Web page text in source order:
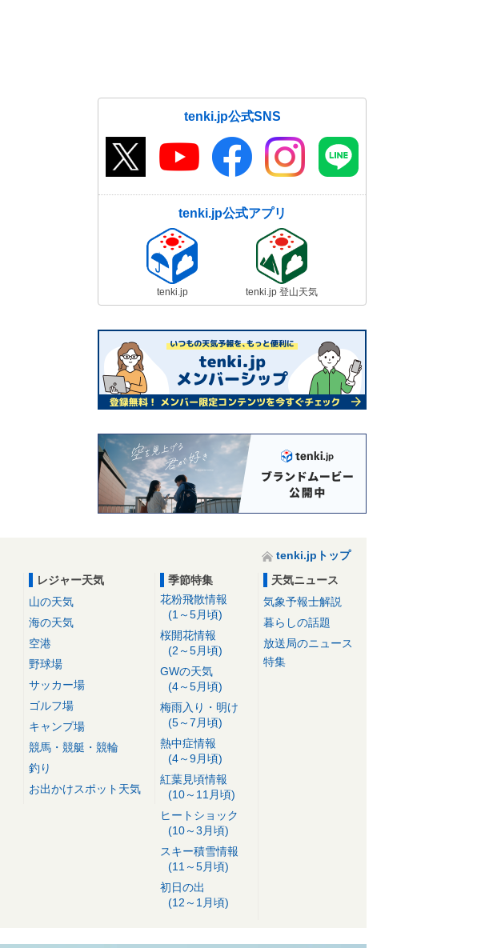
tenki.jp公式SNS
tenki.jp公式アプリ
tenki.jp tenki.jp 登山天気
tenki.jpトップ
レジャー天気
山の天気
海の天気
空港
野球場
サッカー場
ゴルフ場
キャンプ場
競馬・競艇・競輪
釣り
お出かけスポット天気
季節特集
花粉飛散情報
(1～5月頃)
桜開花情報
(2～5月頃)
GWの天気
(4～5月頃)
梅雨入り・明け
(5～7月頃)
熱中症情報
(4～9月頃)
紅葉見頃情報
(10～11月頃)
ヒートショック
(10～3月頃)
スキー積雪情報
(11～5月頃)
初日の出
(12～1月頃)
天気ニュース
気象予報士解説
暮らしの話題
放送局のニュース
特集